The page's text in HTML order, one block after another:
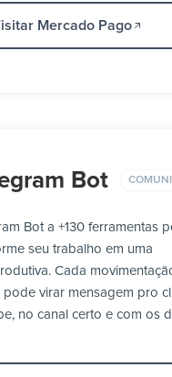
Mercado Pago
Bot
Bot a +130 ferramentas
seu trabalho em uma
Cada
virar mensagem pro
no canal certo e com os